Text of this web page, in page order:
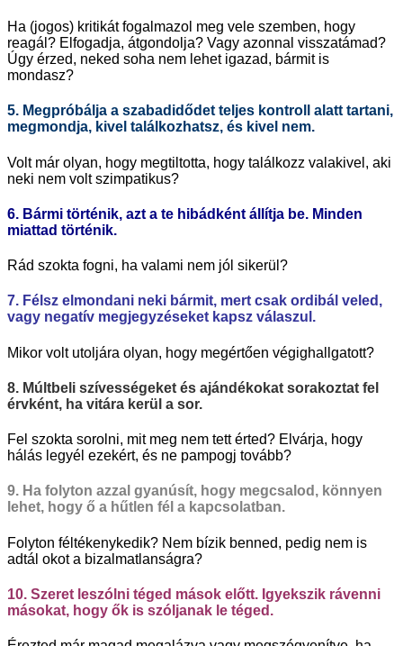
Ha (jogos) kritikát fogalmazol meg vele szemben, hogy
reagál? Elfogadja, átgondolja? Vagy azonnal visszatámad?
Úgy érzed, neked soha nem lehet igazad, bármit is
mondasz?
5. Megpróbálja a szabadidődet teljes kontroll alatt tartani,
megmondja, kivel találkozhatsz, és kivel nem.
Volt már olyan, hogy megtiltotta, hogy találkozz valakivel, aki
neki nem volt szimpatikus?
6. Bármi történik, azt a te hibádként állítja be. Minden
miattad történik.
Rád szokta fogni, ha valami nem jól sikerül?
7. Félsz elmondani neki bármit, mert csak ordibál veled,
vagy negatív megjegyzéseket kapsz válaszul.
Mikor volt utoljára olyan, hogy megértően végighallgatott?
8. Múltbeli szívességeket és ajándékokat sorakoztat fel
érvként, ha vitára kerül a sor.
Fel szokta sorolni, mit meg nem tett érted? Elvárja, hogy
hálás legyél ezekért, és ne pampogj tovább?
9. Ha folyton azzal gyanúsít, hogy megcsalod, könnyen
lehet, hogy ő a hűtlen fél a kapcsolatban.
Folyton féltékenykedik? Nem bízik benned, pedig nem is
adtál okot a bizalmatlanságra?
10. Szeret leszólni téged mások előtt. Igyekszik rávenni
másokat, hogy ők is szóljanak le téged.